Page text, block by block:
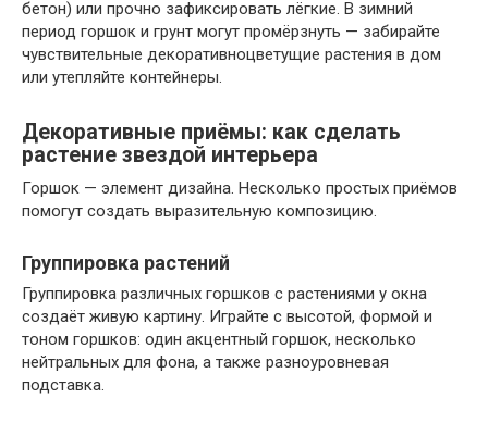
бетон) или прочно зафиксировать лёгкие. В зимний
период горшок и грунт могут промёрзнуть — забирайте
чувствительные декоративноцветущие растения в дом
или утепляйте контейнеры.
Декоративные приёмы: как сделать
растение звездой интерьера
Горшок — элемент дизайна. Несколько простых приёмов
помогут создать выразительную композицию.
Группировка растений
Группировка различных горшков с растениями у окна
создаёт живую картину. Играйте с высотой, формой и
тоном горшков: один акцентный горшок, несколько
нейтральных для фона, а также разноуровневая
подставка.